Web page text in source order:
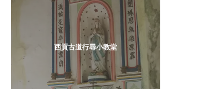
西貢古道行尋小教堂